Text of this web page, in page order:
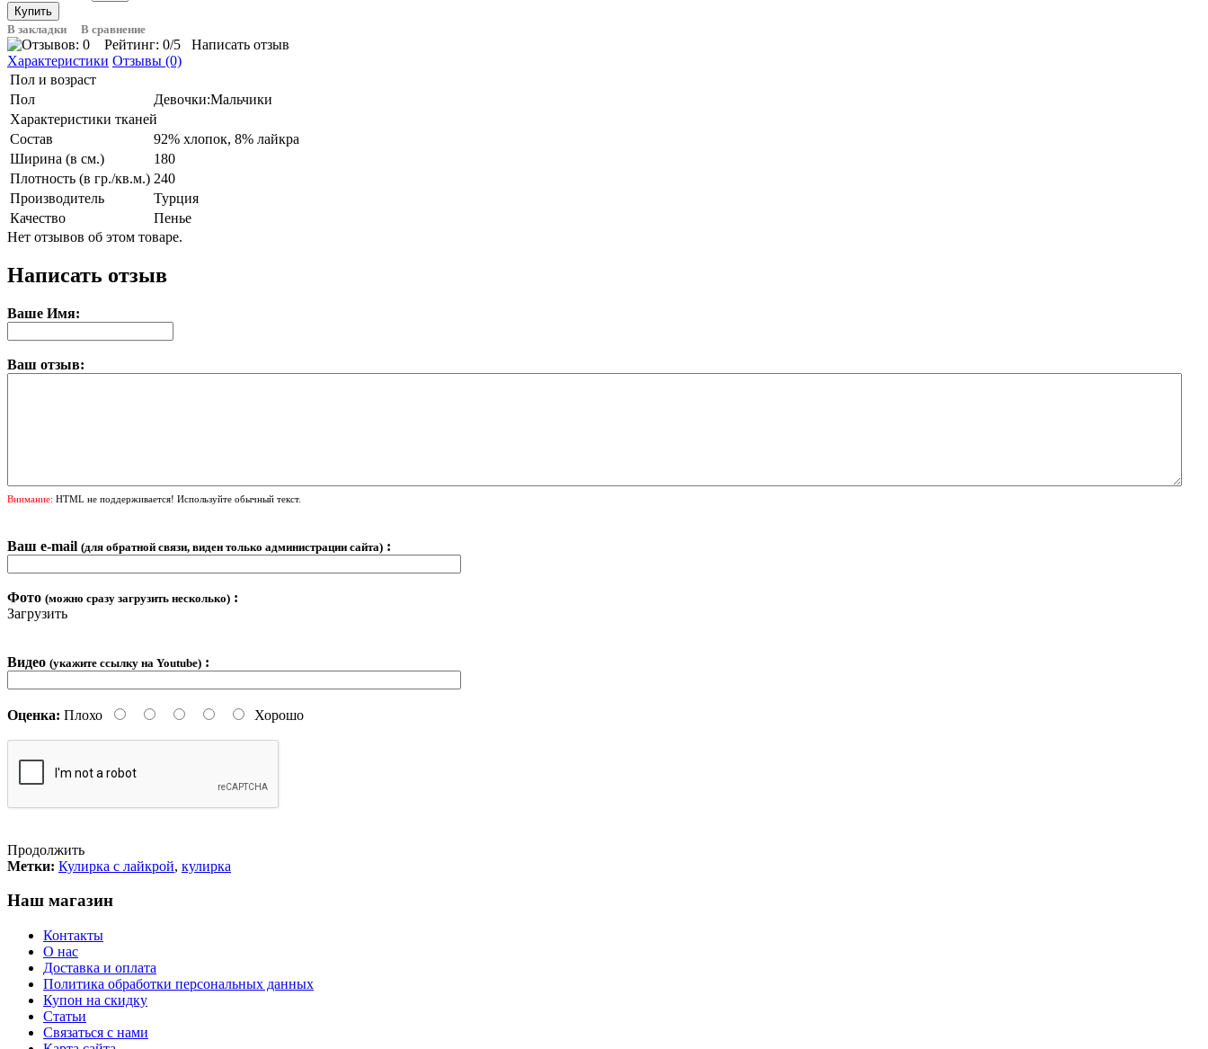
В закладки В сравнение
Рейтинг: 0/5
Написать отзыв
Характеристики Отзывы (0)
Пол и возраст
Пол
Девочки:Мальчики
Характеристики тканей
Состав
92% хлопок, 8% лайкра
Ширина (в см.)
180
Плотность (в гр./кв.м.) 240
Производитель
Турция
Качество
Пенье
Нет отзывов об этом товаре.
Написать отзыв
Ваше Имя:
Ваш отзыв:
Внимание: HTML не поддерживается! Используйте обычный текст.
Ваш e-mail (для обратной связи, виден только администрации сайта) :
Фото (можно сразу загрузить несколько) :
Загрузить
Видео (укажите ссылку на Youtube) :
Оценка: Плохо Хорошо
Продолжить
Метки: Кулирка с лайкрой, кулирка
Наш магазин
Контакты
О нас
Доставка и оплата
Политика обработки персональных данных
Купон на скидку
Статьи
Связаться с нами